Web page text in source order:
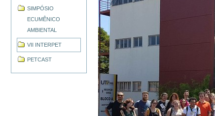
SIMPÓSIO
ECUMÊNICO
AMBIENTAL
VII INTERPET
PETCAST